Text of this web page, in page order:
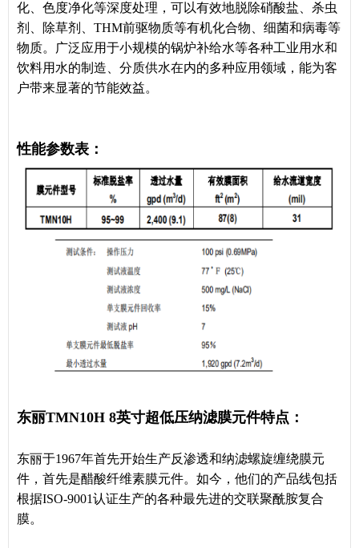
化、色度净化等深度处理，可以有效地脱除硝酸盐、杀虫
剂、除草剂、THM前驱物质等有机化合物、细菌和病毒等
物质。广泛应用于小规模的锅炉补给水等各种工业用水和
饮料用水的制造、分质供水在内的多种应用领域，能为客
户带来显著的节能效益。
性能参数表：
东丽TMN10H 8英寸超低压纳滤膜元件特点：
东丽于1967年首先开始生产反渗透和纳滤螺旋缠绕膜元
件，首先是醋酸纤维素膜元件。如今，他们的产品线包括
根据ISO-9001认证生产的各种最先进的交联聚酰胺复合
膜。